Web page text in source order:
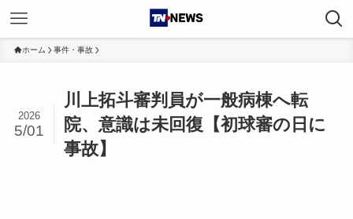
ホーム 事件・事故
川上拓斗審判員が一般病棟へ転
院、意識は未回復【初球審の日に
事故】
2026
5/01